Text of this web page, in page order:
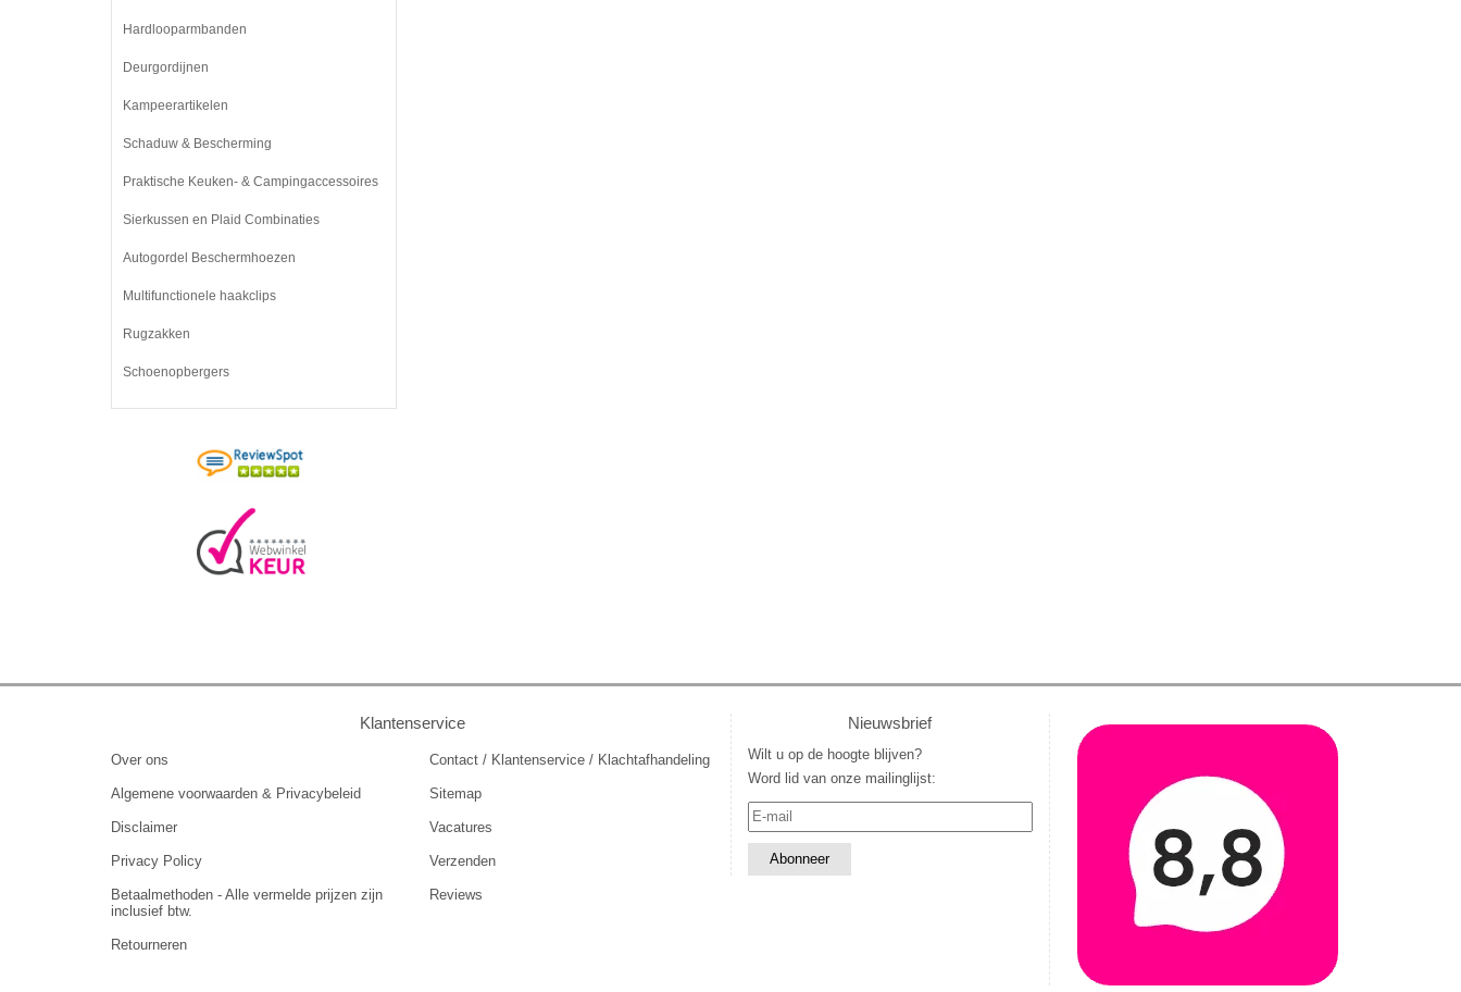
Hardlooparmbanden
Deurgordijnen
Kampeerartikelen
Schaduw & Bescherming
Praktische Keuken- & Campingaccessoires
Sierkussen en Plaid Combinaties
Autogordel Beschermhoezen
Multifunctionele haakclips
Rugzakken
Schoenopbergers
Klantenservice
Over ons
Algemene voorwaarden & Privacybeleid
Disclaimer
Privacy Policy
Betaalmethoden - Alle vermelde prijzen zijn
inclusief btw.
Retourneren
Contact / Klantenservice / Klachtafhandeling
Sitemap
Vacatures
Verzenden
Reviews
Nieuwsbrief
Wilt u op de hoogte blijven?
Word lid van onze mailinglijst: